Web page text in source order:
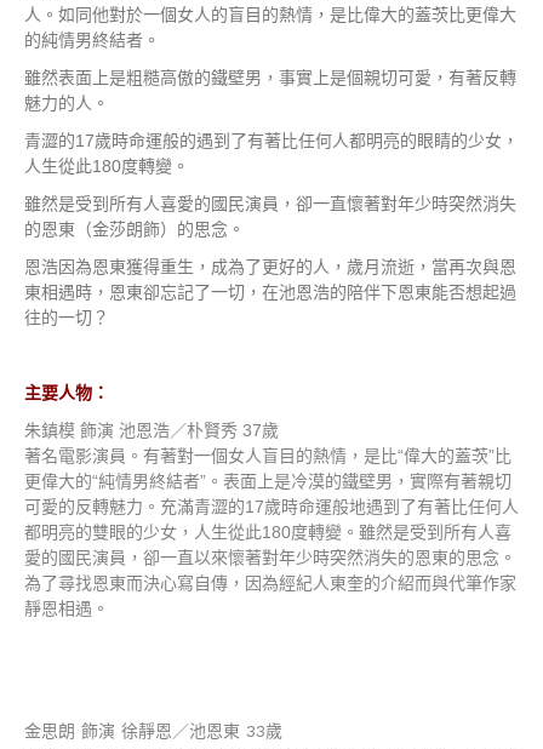
人。如同他對於一個女人的盲目的熱情，是比偉大的蓋茨比更偉大
的純情男終結者。
雖然表面上是粗糙高傲的鐵壁男，事實上是個親切可愛，有著反轉
魅力的人。
青澀的17歲時命運般的遇到了有著比任何人都明亮的眼睛的少女，
人生從此180度轉變。
雖然是受到所有人喜愛的國民演員，卻一直懷著對年少時突然消失
的恩東（金莎朗飾）的思念。
恩浩因為恩東獲得重生，成為了更好的人，歲月流逝，當再次與恩
東相遇時，恩東卻忘記了一切，在池恩浩的陪伴下恩東能否想起過
往的一切？
主要人物：
朱鎮模 飾演 池恩浩／朴賢秀 37歲
著名電影演員。有著對一個女人盲目的熱情，是比“偉大的蓋茨”比
更偉大的“純情男終結者”。表面上是冷漠的鐵壁男，實際有著親切
可愛的反轉魅力。充滿青澀的17歲時命運般地遇到了有著比任何人
都明亮的雙眼的少女，人生從此180度轉變。雖然是受到所有人喜
愛的國民演員，卻一直以來懷著對年少時突然消失的恩東的思念。
為了尋找恩東而決心寫自傳，因為經紀人東奎的介紹而與代筆作家
靜恩相遇。
金思朗 飾演 徐靜恩／池恩東 33歲